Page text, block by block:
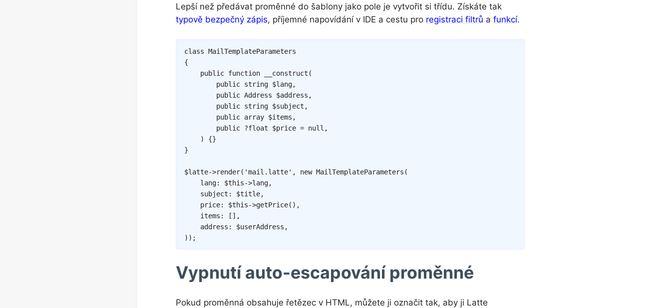
Lepší než předávat proměnné do šablony jako pole je vytvořit si třídu. Získáte tak
typově bezpečný zápis, příjemné napovídání v IDE a cestu pro registraci filtrů a funkcí.
class MailTemplateParameters
{
public function __construct (
public string $lang,
public Address $address ,
public string $subject ,
public array $items ,
public ?float $price = null ,
)
{}
}
$latte->render( 'mail.latte' , new MailTemplateParameters (
lang: $this->lang,
subject : $title,
price: $this->getPrice( ) ,
items : [ ] ,
address : $userAddress ,
) ) ;
Vypnutí auto-escapování proměnné
Pokud proměnná obsahuje řetězec v HTML, můžete ji označit tak, aby ji Latte